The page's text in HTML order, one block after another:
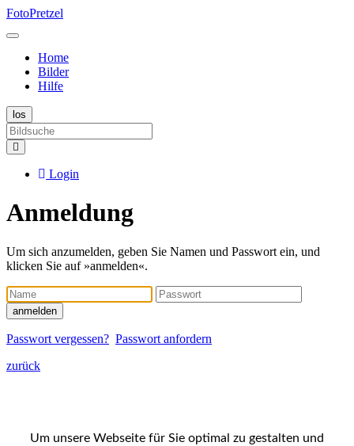
FotoPretzel
Home
Bilder
Hilfe
Login
Anmeldung
Um sich anzumelden, geben Sie Namen und Passwort ein, und
klicken Sie auf »anmelden«.
Name
Passwort
anmelden
Passwort vergessen? Passwort anfordern
zurück
Um unsere Webseite für Sie optimal zu gestalten und